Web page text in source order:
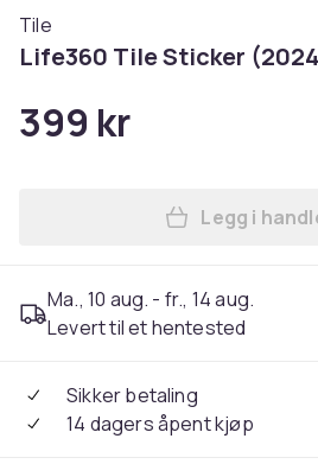
Tile
Life360 Tile Sticker
399 kr
Legg i
Ma., 10 aug. - fr., 14 aug.
Levert til et hentested
Sikker betaling
14 dagers åpent kjøp